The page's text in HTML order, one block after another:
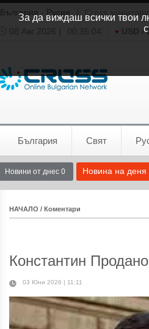
България - Русия Cross
08 Авг 2026 |
00:35:04 USD /
България Свят
Новини от днес 0 Новина на деня
НАЧАЛО / Коментари
Константин
03 Юни 2026 | 11:11
За да виждаш всички твои